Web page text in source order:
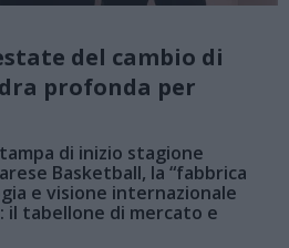
del cambio di
profonda per
di inizio stagione
Basketball, la “fabbrica
e visione internazionale
il tabellone di mercato e